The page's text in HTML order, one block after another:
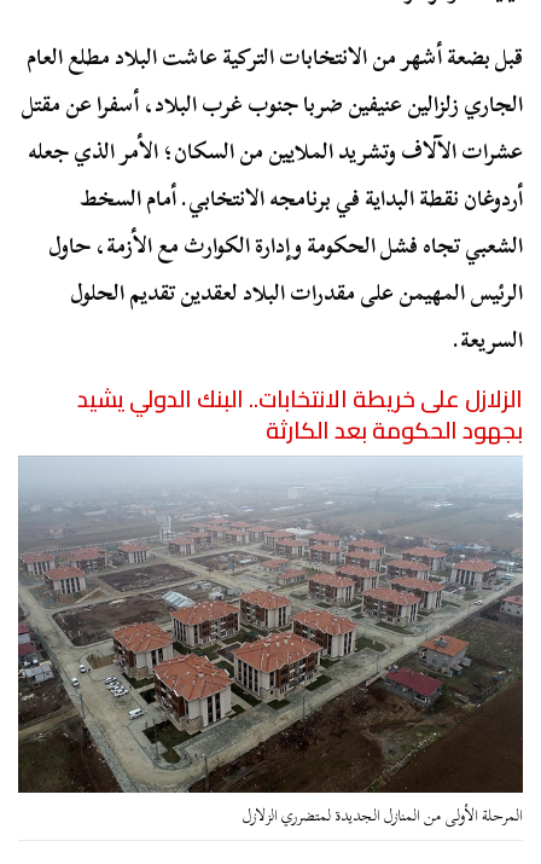
قبل بضعة أشهر من الانتخابات التركية عاشت البلاد مطلع العام
الجاري زلزالين عنيفين ضربا جنوب غرب البلاد، أسفرا عن مقتل
عشرات الآلاف وتشريد الملايين من السكان؛ الأمر الذي جعله
أردوغان نقطة البداية في برنامجه الانتخابي. أمام السخط
الشعبي تجاه فشل الحكومة وإدارة الكوارث مع الأزمة، حاول
الرئيس المهيمن على مقدرات البلاد لعقدين تقديم الحلول
السريعة.
الزلازل على خريطة الانتخابات.. البنك الدولي يشيد
بجهود الحكومة بعد الكارثة
المرحلة الأولى من المنازل الجديدة لمتضرري الزلازل